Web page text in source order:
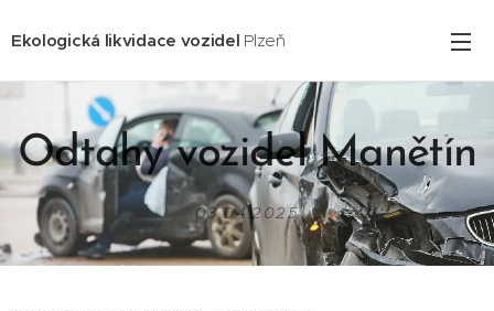
Ekologická likvidace vozidel Plzeň
Odtahy vozidel Manětín
03.04.2025